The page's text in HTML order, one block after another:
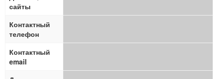
сайты
Контактный
телефон
Контактный
email